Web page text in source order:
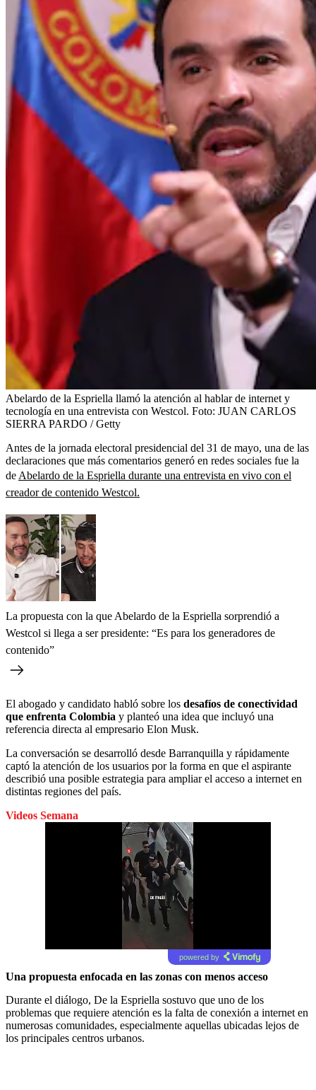
Abelardo de la Espriella llamó la atención al hablar de internet y
tecnología en una entrevista con Westcol. Foto: JUAN CARLOS
SIERRA PARDO / Getty
Antes de la jornada electoral presidencial del 31 de mayo, una de las
declaraciones que más comentarios generó en redes sociales fue la
de Abelardo de la Espriella durante una entrevista en vivo con el
creador de contenido Westcol.
La propuesta con la que Abelardo de la Espriella sorprendió a
Westcol si llega a ser presidente: “Es para los generadores de
contenido”
El abogado y candidato habló sobre los desafíos de conectividad
que enfrenta Colombia y planteó una idea que incluyó una
referencia directa al empresario Elon Musk.
La conversación se desarrolló desde Barranquilla y rápidamente
captó la atención de los usuarios por la forma en que el aspirante
describió una posible estrategia para ampliar el acceso a internet en
distintas regiones del país.
Videos Semana
powered by
Una propuesta enfocada en las zonas con menos acceso
Durante el diálogo, De la Espriella sostuvo que uno de los
problemas que requiere atención es la falta de conexión a internet en
numerosas comunidades, especialmente aquellas ubicadas lejos de
los principales centros urbanos.